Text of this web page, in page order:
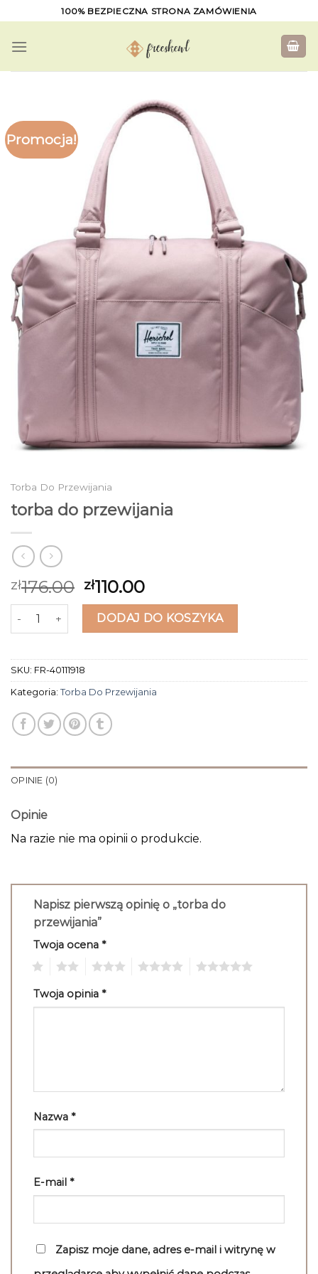
to
content
100% BEZPIECZNA STRONA ZAMÓWIENIA
Promocja!
Torba Do Przewijania
torba do przewijania
zł176.00 zł110.00
ilość torba do przewijaniaDODAJ DO KOSZYKA
SKU: FR-40111918
Kategoria: Torba Do Przewijania
OPINIE (0)
Opinie
Na razie nie ma opinii o produkcie.
Napisz pierwszą opinię o „torba do
przewijania”
Twoja ocena *
Twoja opinia *
Nazwa *
E-mail *
Zapisz moje dane, adres e-mail i witrynę w